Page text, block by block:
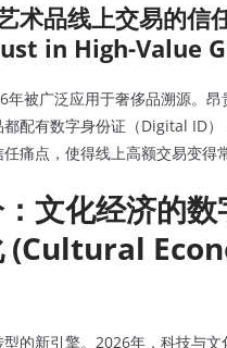
术品线上交易的信
in High-Value
年被广泛应用于奢侈品溯源。昂
配有数字身份证（Digital ID）
痛点，使得线上高额交易变得
文化经济的数
(Cultural
的新引擎。2026年，科技与文